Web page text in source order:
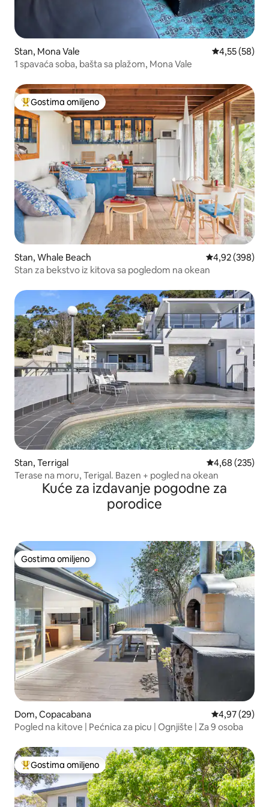
Stan, Mona Vale Prosečna
4,55 (58)
1 spavaća soba, bašta sa plažom, Mona Vale
Najuspešniji među gostima omiljenim
Gostima omiljeno
Stan, Whale Beach Prosečna
4,92 (398)
Stan za bekstvo iz kitova sa pogledom na okean
Stan, Terrigal Prosečna
4,68 (235)
Terase na moru, Terigal. Bazen + pogled na okean
Kuće za izdavanje pogodne za
porodice
Gostima omiljeno
Gostima omiljeno
Dom, Copacabana Prosečna
4,97 (29)
Pogled na kitove | Pećnica za picu | Ognjište | Za 9 osoba
Najuspešniji među gostima omiljenim
Gostima omiljeno